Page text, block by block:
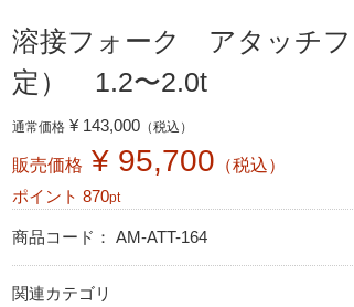
溶接フォーク アタッチ
定） 1.2〜2.0t
通常価格 ¥ 143,000（税込）
販売価格 ¥ 95,700 （税込）
ポイント 870pt
商品コード： AM-ATT-164
関連カテゴリ